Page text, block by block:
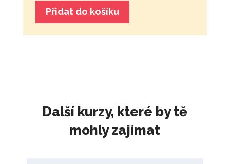
Přidat do košíku
Další kurzy, které by tě
mohly zajímat